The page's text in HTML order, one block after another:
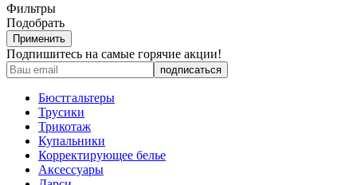
Фильтры
Подобрать
Применить
Подпишитесь на самые горячие акции!
Бюстгальтеры
Трусики
Трикотаж
Купальники
Корректирующее белье
Аксессуары